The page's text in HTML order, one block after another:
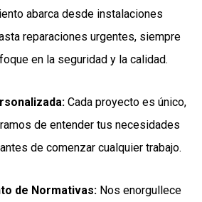
abarca desde instalaciones
reparaciones urgentes, siempre
en la seguridad y la calidad.
Cada proyecto es único,
de entender tus necesidades
de comenzar cualquier trabajo.
de Normativas: Nos enorgullece